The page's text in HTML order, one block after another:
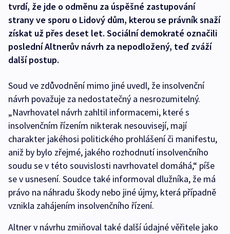
tvrdí, že jde o odměnu za úspěšné zastupování
strany ve sporu o Lidový dům, kterou se právník snaží
získat už přes deset let. Sociální demokraté označili
poslední Altnerův návrh za nepodložený, teď zváží
další postup.
Soud ve zdůvodnění mimo jiné uvedl, že insolvenční
návrh považuje za nedostatečný a nesrozumitelný.
„Navrhovatel návrh zahltil informacemi, které s
insolvenčním řízením nikterak nesouvisejí, mají
charakter jakéhosi politického prohlášení či manifestu,
aniž by bylo zřejmé, jakého rozhodnutí insolvenčního
soudu se v této souvislosti navrhovatel domáhá,“ píše
se v usnesení. Soudce také informoval dlužníka, že má
právo na náhradu škody nebo jiné újmy, která případně
vznikla zahájením insolvenčního řízení.
Altner v návrhu zmiňoval také další údajné věřitele jako